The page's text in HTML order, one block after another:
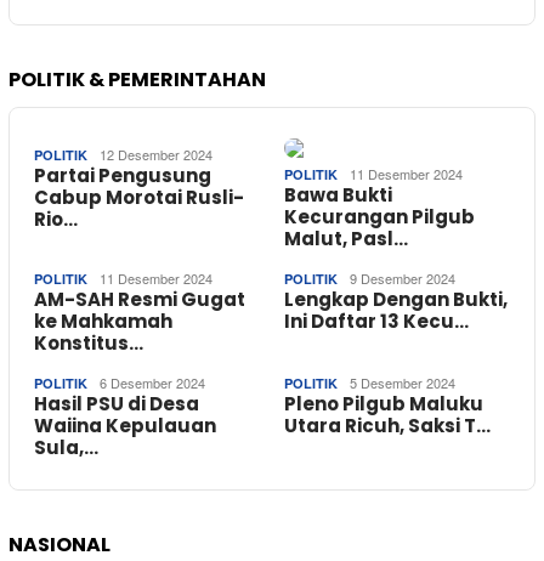
POLITIK & PEMERINTAHAN
POLITIK 12 Desember 2024
Partai Pengusung
Cabup Morotai Rusli-
Rio…
POLITIK 11 Desember 2024
Bawa Bukti
Kecurangan Pilgub
Malut, Pasl…
POLITIK 11 Desember 2024
AM-SAH Resmi Gugat
ke Mahkamah
Konstitus…
POLITIK 9 Desember 2024
Lengkap Dengan Bukti,
Ini Daftar 13 Kecu…
POLITIK 6 Desember 2024
Hasil PSU di Desa
Waiina Kepulauan
Sula,…
POLITIK 5 Desember 2024
Pleno Pilgub Maluku
Utara Ricuh, Saksi T…
NASIONAL